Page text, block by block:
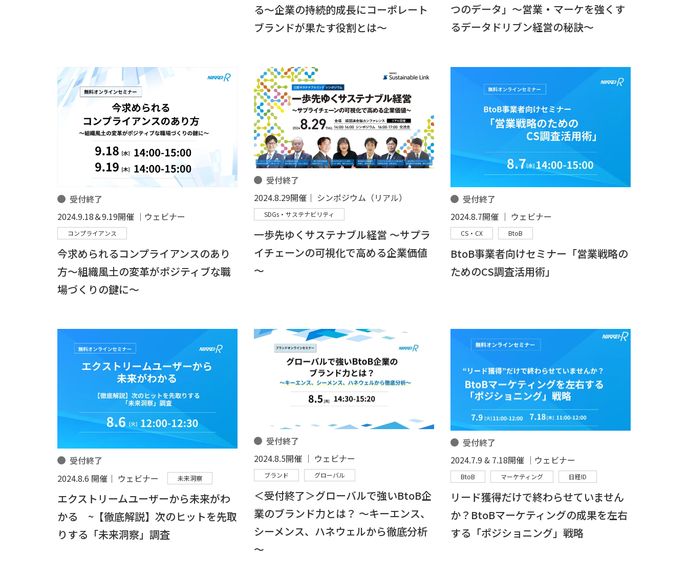
る～企業の持続的成長にコーポレート
ブランドが果たす役割とは～
つのデータ」～営業・マーケを強くす
るデータドリブン経営の秘訣～
受付終了
2024.9.18＆9.19開催 │ウェビナー
コンプライアンス
今求められるコンプライアンスのあり
方～組織風土の変革がポジティブな職
場づくりの鍵に～
受付終了
2024.8.29開催｜ シンポジウム（リアル）
SDGs・サステナビリティ
一歩先ゆくサステナブル経営 ～サプラ
イチェーンの可視化で高める企業価値
～
受付終了
2024.8.7開催 │ ウェビナー
CS・CX BtoB
BtoB事業者向けセミナー「営業戦略の
ためのCS調査活用術」
受付終了
2024.8.6 開催│ ウェビナー
未来洞察
エクストリームユーザーから未来がわ
かる ~【徹底解説】次のヒットを先取
りする「未来洞察」調査
受付終了
2024.8.5開催 │ ウェビナー
ブランド グローバル
＜受付終了＞グローバルで強いBtoB企
業のブランド力とは？ ～キーエンス、
シーメンス、ハネウェルから徹底分析
～
受付終了
2024.7.9 & 7.18開催 │ウェビナー
BtoB マーケティング 日経ID
リード獲得だけで終わらせていません
か？BtoBマーケティングの成果を左右
する「ポジショニング」戦略